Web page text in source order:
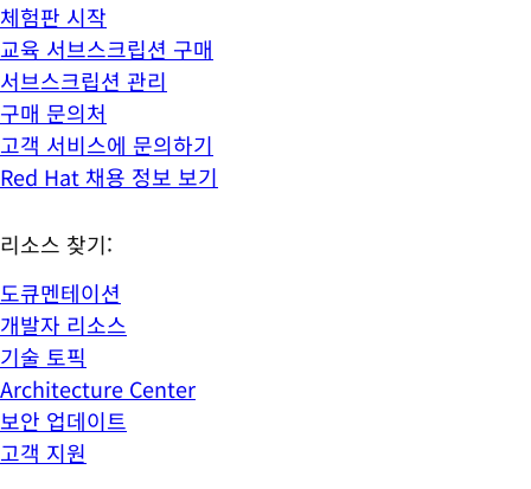
체험판 시작
교육 서브스크립션 구매
서브스크립션 관리
구매 문의처
고객 서비스에 문의하기
Red Hat 채용 정보 보기
리소스 찾기:
도큐멘테이션
개발자 리소스
기술 토픽
Architecture Center
보안 업데이트
고객 지원